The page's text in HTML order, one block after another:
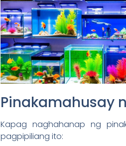
Pinakamahusay
Kapag naghahanap ng
pagpipiliang ito: